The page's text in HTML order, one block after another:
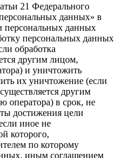
21 Федерального
данных» в
персональных данных
персональных данных
обработка
другим лицом,
и уничтожить
их уничтожение (если
другим
оператора) в срок, не
достижения цели
иное не
которого,
по которому
иным соглашением